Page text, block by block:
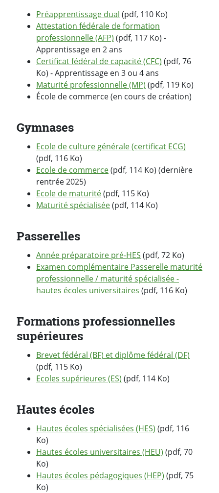
Préapprentissage dual (pdf, 110 Ko)
Attestation fédérale de formation
professionnelle (AFP) (pdf, 117 Ko) -
Apprentissage en 2 ans
Certificat fédéral de capacité (CFC) (pdf, 76
Ko) - Apprentissage en 3 ou 4 ans
Maturité professionnelle (MP) (pdf, 119 Ko)
École de commerce (en cours de création)
Gymnases
Ecole de culture générale (certificat ECG)
(pdf, 116 Ko)
Ecole de commerce(pdf, 114 Ko) (dernière
rentrée 2025)
Ecole de maturité(pdf, 115 Ko)
Maturité spécialisée(pdf, 114 Ko)
Passerelles
Année préparatoire pré-HES (pdf, 72 Ko)
Examen complémentaire Passerelle maturité
professionnelle / maturité spécialisée -
hautes écoles universitaires (pdf, 116 Ko)
Formations professionnelles
supérieures
Brevet fédéral (BF) et diplôme fédéral (DF)
(pdf, 115 Ko)
Ecoles supérieures (ES) (pdf, 114 Ko)
Hautes écoles
Hautes écoles spécialisées (HES) (pdf, 116
Ko)
Hautes écoles universitaires (HEU) (pdf, 70
Ko)
Hautes écoles pédagogiques (HEP) (pdf, 75
Ko)